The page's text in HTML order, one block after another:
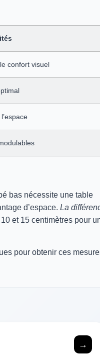
confort visuel
bas nécessite une table
d’espace. La
et 15 centimètres pour
pour obtenir ces
→